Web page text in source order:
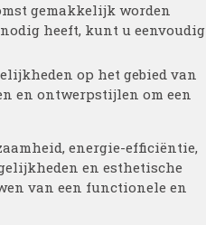
gemakkelijk worden
heeft, kunt u eenvoudig
op het gebied van
en ontwerpstijlen om een
energie-efficiëntie,
en esthetische
van een functionele en